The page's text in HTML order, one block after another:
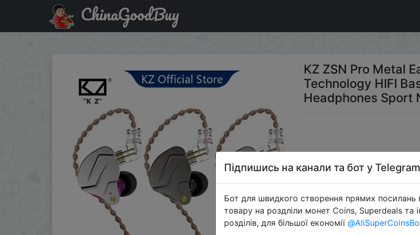
Акція на KZ ZSN Pro Metal Earphones 1BA+1DD Hybrid Technology HIFI Bass Earbuds In Ear Monitor
ChinaGoodBuy
KZ ZSN Pro Metal
Technology HIFI
Headphones Sport
Підпишись на канали та бот у
Бот для швидкого створення прямих посилань
товару на роздліли монет Coins, Superdeals та
розділів, для більшої економії